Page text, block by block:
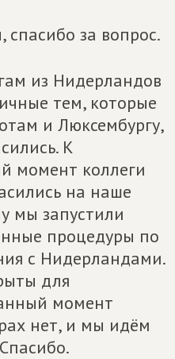
за вопрос.
из Нидерландов
тем, которые
и Люксембургу,
К
момент коллеги
на наше
мы запустили
процедуры по
с Нидерландами.
для
момент
нет, и мы идём